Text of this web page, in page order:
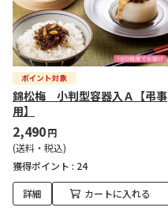
錦松梅 小判型容器入Ａ【弔事
用】
2,490円
(送料・税込)
獲得ポイント : 24
詳細 カートに入れる